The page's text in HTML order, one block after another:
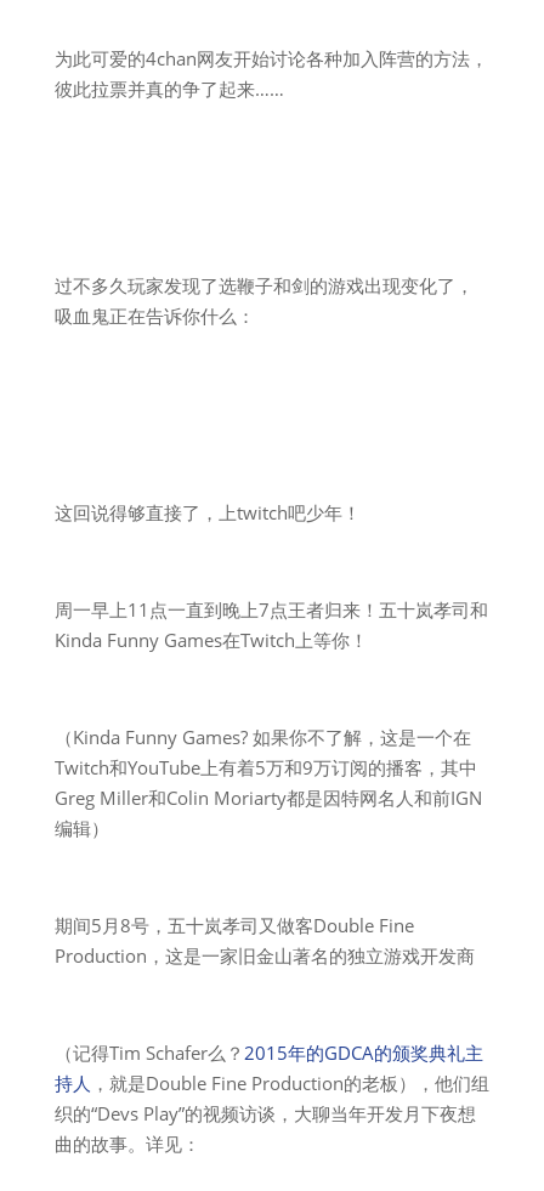
为此可爱的4chan网友开始讨论各种加入阵营的方法，
彼此拉票并真的争了起来……
过不多久玩家发现了选鞭子和剑的游戏出现变化了，
吸血鬼正在告诉你什么：
这回说得够直接了，上twitch吧少年！
周一早上11点一直到晚上7点王者归来！五十岚孝司和
Kinda Funny Games在Twitch上等你！
（Kinda Funny Games? 如果你不了解，这是一个在
Twitch和YouTube上有着5万和9万订阅的播客，其中
Greg Miller和Colin Moriarty都是因特网名人和前IGN
编辑）
期间5月8号，五十岚孝司又做客Double Fine
Production，这是一家旧金山著名的独立游戏开发商
（记得Tim Schafer么？ 2015年的GDCA的颁奖典礼主
持人 ，就是Double Fine Production的老板），他们组
织的“Devs Play”的视频访谈，大聊当年开发月下夜想
曲的故事。详见：